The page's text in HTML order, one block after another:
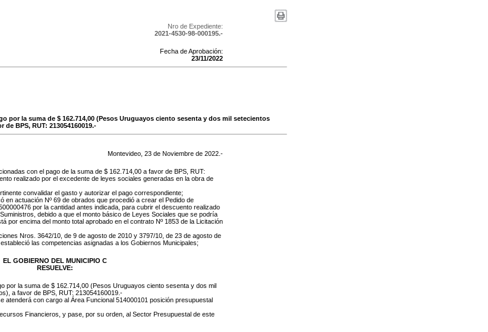
Nro de Expediente:
2021-4530-98-000195.-
Fecha de Aprobación:
23/11/2022
por la suma de $ 162.714,00 (Pesos Uruguayos ciento sesenta y dos mil setecientos
BPS, RUT: 213054160019.-
Montevideo, 23 de Noviembre de 2022 .-
con el pago de la suma de $ 162.714,00 a favor de BPS, RUT:
realizado por el excedente de leyes sociales generadas en la obra de
convalidar el gasto y autorizar el pago correspondiente;
en actuación Nº 69 de obrados que procedió a crear el Pedido de
por la cantidad antes indicada, para cubrir el descuento realizado
debido a que el monto básico de Leyes Sociales que se podría
por encima del monto total aprobado en el contrato Nº 1853 de la Licitación
Nros. 3642/10, de 9 de agosto de 2010 y 3797/10, de 23 de agosto de
las competencias asignadas a los Gobiernos Municipales;
EL GOBIERNO DEL MUNICIPIO C
RESUELVE:
por la suma de $ 162.714,00 (Pesos Uruguayos ciento sesenta y dos mil
a favor de BPS, RUT: 213054160019.-
atenderá con cargo al Área Funcional 514000101 posición presupuestal
Financieros, y pase, por su orden, al Sector Presupuestal de este